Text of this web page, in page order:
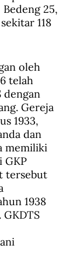
25,
118
oleh
telah
dengan
Gereja
1933,
dan
memiliki
GKP
tersebut
1938